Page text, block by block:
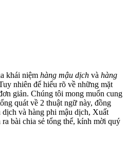
khái niệm hàng mậu dịch và hàng
nhiên để hiểu rõ về những mặt
giản. Chúng tôi mong muốn cung
quát về 2 thuật ngữ này, đồng
dịch và hàng phi mậu dịch, Xuất
bài chia sẻ tổng thể, kính mời quý